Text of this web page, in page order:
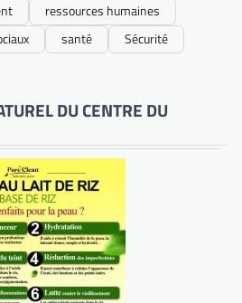
ressources humaines
santé
Sécurité
DU CENTRE DU